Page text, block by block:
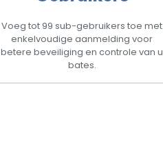
Voeg tot 99 sub-gebruikers toe met
enkelvoudige aanmelding voor
betere beveiliging en controle van u
bates.